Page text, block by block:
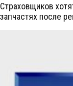
Страховщиков
запчастях после